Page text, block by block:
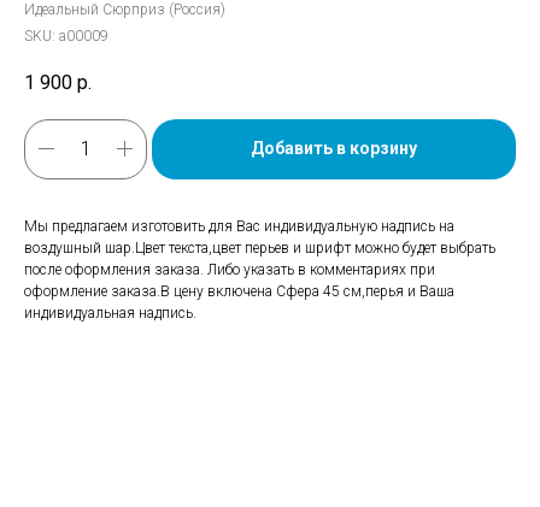
Идеальный Сюрприз (Россия)
SKU: а00009
1 900 р.
Добавить в корзину
Мы предлагаем изготовить для Вас индивидуальную надпись на
воздушный шар.Цвет текста,цвет перьев и шрифт можно будет выбрать
после оформления заказа. Либо указать в комментариях при
оформление заказа.В цену включена Сфера 45 см,перья и Ваша
индивидуальная надпись.